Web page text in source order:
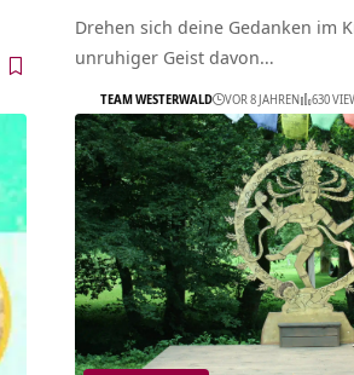
Drehen sich deine Gedanken im
unruhiger Geist davon…
TEAM WESTERWALD VOR 8 JAHREN 630